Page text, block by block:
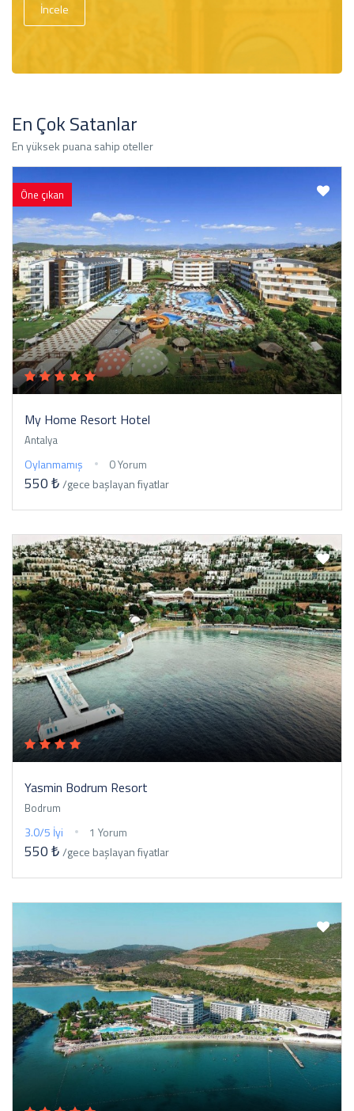
İncele
En Çok Satanlar
En yüksek puana sahip oteller
Öne çıkan
My Home Resort Hotel
Antalya
Oylanmamış 0 Yorum
550 ₺/gece başlayan fiyatlar
Yasmin Bodrum Resort
Bodrum
3.0/5 İyi 1 Yorum
550 ₺/gece başlayan fiyatlar